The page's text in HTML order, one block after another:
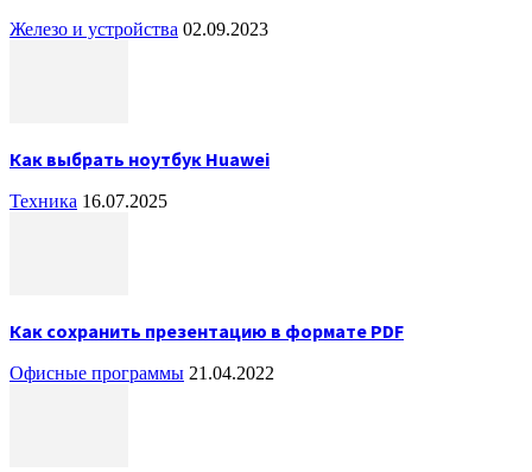
Железо и устройства 02.09.2023
Как выбрать ноутбук Huawei
Техника 16.07.2025
Как сохранить презентацию в формате PDF
Офисные программы 21.04.2022